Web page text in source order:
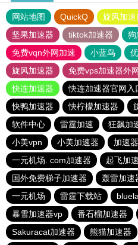
网站地图 QuickQ 旋风加速
坚果加速器
tiktok加速器
狗
免费vqn外网加速
小蓝鸟
旋风加速器
免费vps加速器外
快连加速器
快连加速器官网入
快鸭加速器
快柠檬加速器
软件中心
雷霆加速 狂飙加
小美vpn
小美加速器
加速
一元机场. com加速器
起飞加
国外免费梯子加速器
轰雷加速
一元机场
雷霆下载站
暴雪加速器vp
番石榴加速器
Sakuracat加速器
熊猫加速器